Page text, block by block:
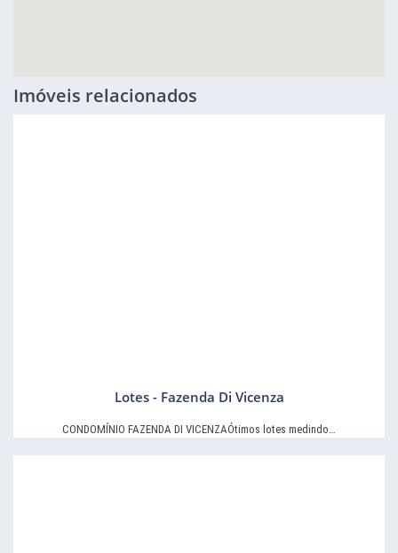
Imóveis relacionados
Lotes - Fazenda Di Vicenza
CONDOMÍNIO FAZENDA DI VICENZAÓtimos lotes medindo…